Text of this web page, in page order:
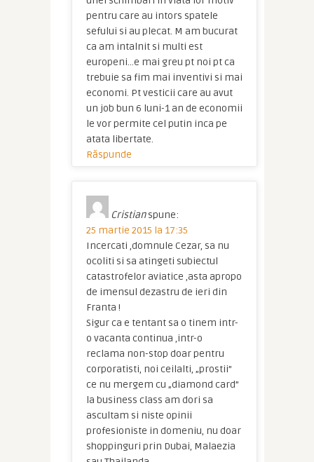
pentru care au intors spatele
sefului si au plecat. M am bucurat
ca am intalnit si multi est
europeni…e mai greu pt noi pt ca
trebuie sa fim mai inventivi si mai
economi. Pt vesticii care au avut
un job bun 6 luni-1 an de economii
le vor permite cel putin inca pe
atata libertate.
Răspunde
Cristian spune:
25 martie 2015 la 17:35
Incercati ,domnule Cezar, sa nu
ocoliti si sa atingeti subiectul
catastrofelor aviatice ,asta apropo
de imensul dezastru de ieri din
Franta !
Sigur ca e tentant sa o tinem intr-
o vacanta continua ,intr-o
reclama non-stop doar pentru
corporatisti, noi ceilalti, „prostii”
ce nu mergem cu „diamond card”
la business class am dori sa
ascultam si niste opinii
profesioniste in domeniu, nu doar
shoppinguri prin Dubai, Malaezia